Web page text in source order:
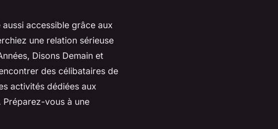
accessible grâce aux
une relation sérieuse
Disons Demain et
des célibataires de
activités dédiées aux
vous à une